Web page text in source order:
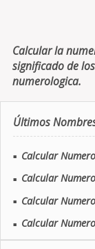
Calcular la
significado de
numerologica.
Últimos
■ Calcular
■ Calcular
■ Calcular
■ Calcular